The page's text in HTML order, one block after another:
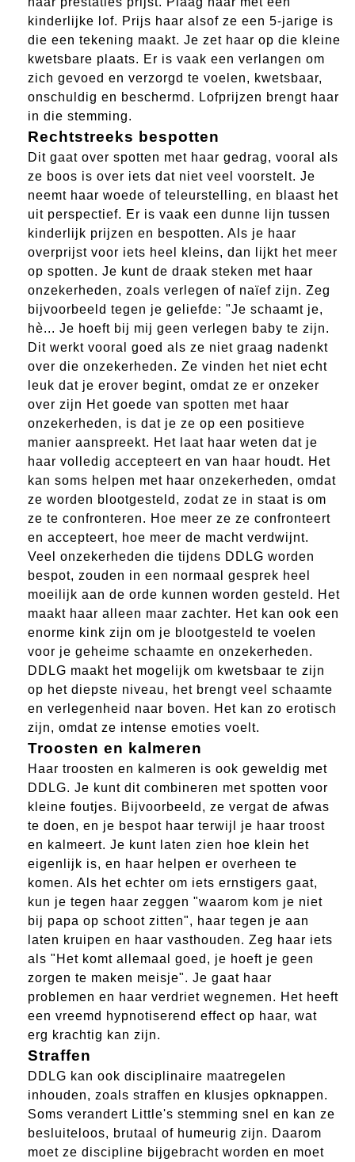
kinderlijke lof. Prijs haar alsof ze een 5-jarige is
die een tekening maakt. Je zet haar op die kleine
kwetsbare plaats. Er is vaak een verlangen om
zich gevoed en verzorgd te voelen, kwetsbaar,
onschuldig en beschermd. Lofprijzen brengt haar
in die stemming.
Rechtstreeks bespotten
Dit gaat over spotten met haar gedrag, vooral als
ze boos is over iets dat niet veel voorstelt. Je
neemt haar woede of teleurstelling, en blaast het
uit perspectief. Er is vaak een dunne lijn tussen
kinderlijk prijzen en bespotten. Als je haar
overprijst voor iets heel kleins, dan lijkt het meer
op spotten. Je kunt de draak steken met haar
onzekerheden, zoals verlegen of naïef zijn. Zeg
bijvoorbeeld tegen je geliefde: "Je schaamt je,
hè... Je hoeft bij mij geen verlegen baby te zijn.
Dit werkt vooral goed als ze niet graag nadenkt
over die onzekerheden. Ze vinden het niet echt
leuk dat je erover begint, omdat ze er onzeker
over zijn Het goede van spotten met haar
onzekerheden, is dat je ze op een positieve
manier aanspreekt. Het laat haar weten dat je
haar volledig accepteert en van haar houdt. Het
kan soms helpen met haar onzekerheden, omdat
ze worden blootgesteld, zodat ze in staat is om
ze te confronteren. Hoe meer ze ze confronteert
en accepteert, hoe meer de macht verdwijnt.
Veel onzekerheden die tijdens DDLG worden
bespot, zouden in een normaal gesprek heel
moeilijk aan de orde kunnen worden gesteld. Het
maakt haar alleen maar zachter. Het kan ook een
enorme kink zijn om je blootgesteld te voelen
voor je geheime schaamte en onzekerheden.
DDLG maakt het mogelijk om kwetsbaar te zijn
op het diepste niveau, het brengt veel schaamte
en verlegenheid naar boven. Het kan zo erotisch
zijn, omdat ze intense emoties voelt.
Troosten en kalmeren
Haar troosten en kalmeren is ook geweldig met
DDLG. Je kunt dit combineren met spotten voor
kleine foutjes. Bijvoorbeeld, ze vergat de afwas
te doen, en je bespot haar terwijl je haar troost
en kalmeert. Je kunt laten zien hoe klein het
eigenlijk is, en haar helpen er overheen te
komen. Als het echter om iets ernstigers gaat,
kun je tegen haar zeggen "waarom kom je niet
bij papa op schoot zitten", haar tegen je aan
laten kruipen en haar vasthouden. Zeg haar iets
als "Het komt allemaal goed, je hoeft je geen
zorgen te maken meisje". Je gaat haar
problemen en haar verdriet wegnemen. Het heeft
een vreemd hypnotiserend effect op haar, wat
erg krachtig kan zijn.
Straffen
DDLG kan ook disciplinaire maatregelen
inhouden, zoals straffen en klusjes opknappen.
Soms verandert Little's stemming snel en kan ze
besluiteloos, brutaal of humeurig zijn. Daarom
moet ze discipline bijgebracht worden en moet